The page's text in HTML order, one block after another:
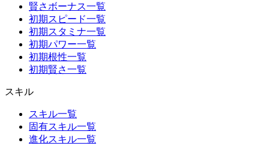
賢さボーナス一覧
初期スピード一覧
初期スタミナ一覧
初期パワー一覧
初期根性一覧
初期賢さ一覧
スキル
スキル一覧
固有スキル一覧
進化スキル一覧